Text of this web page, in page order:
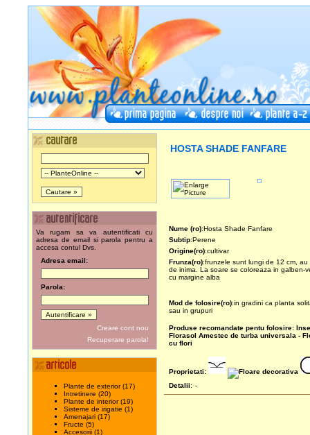
Va rugam sa va autentificati cu
adresa de email si parola pentru a
accesa contul Dvs.
Adresa email:
Parola:
Creare cont nou
Recuperare parola!
Plante de exterior (17)
Intretinere (20)
Plante de interior (19)
Sisteme de irigatie (1)
Amenajari (17)
Fructe (5)
Accesorii (1)
HOSTA SHADE FANFARE
Nume (ro):Hosta Shade Fanfare
Subtip:Perene
Origine(ro):cultivar
Frunza(ro):frunzele sunt lungi de 12 cm, au
de inima. La soare se coloreaza in galben-
cu margine alba
Mod de folosire(ro):in gradini ca planta
sau in grupuri
Produse recomandate pentu folosire:
Florasol Amestec de turba universala -
cu flori
Proprietati:
Detalii: -